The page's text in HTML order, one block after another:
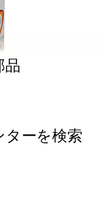
品
ターを検索